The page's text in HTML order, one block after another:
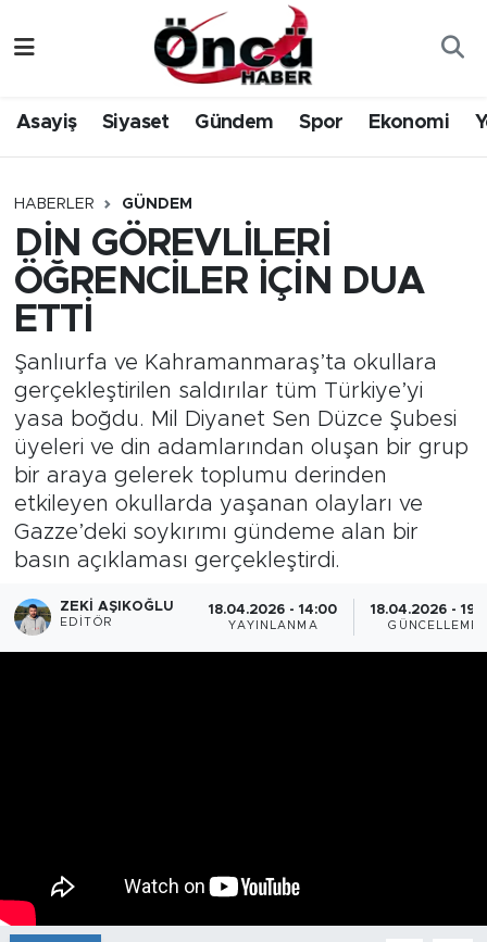
Asayiş Siyaset Gündem Spor Ekonomi
HABERLER GÜNDEM
DİN GÖREVLİLERİ
ÖĞRENCİLER İÇİN DUA
ETTİ
Şanlıurfa ve Kahramanmaraş’ta okullara
gerçekleştirilen saldırılar tüm Türkiye’yi
yasa boğdu. Mil Diyanet Sen Düzce Şubesi
üyeleri ve din adamlarından oluşan bir grup
bir araya gelerek toplumu derinden
etkileyen okullarda yaşanan olayları ve
Gazze’deki soykırımı gündeme alan bir
basın açıklaması gerçekleştirdi.
ZEKI AŞIKOĞLU
EDITÖR
18.04.2026 - 14:00
YAYINLANMA
18.04.2026 -
GÜNCELLEME
Gündem
Sağlık & Çevre
Spor
Siyaset
Yerel Haber
Öncü Radyo Dinle
Öncü TV İzle
Düzce Nöbetçi Eczaneler
Düzce Hava Durumu
Düzce Namaz Vakitleri
Düzce Trafik Yoğunluk Haritası
Süper Lig Puan Durumu ve Fikstür
Tüm Manşetler
Son Dakika Haberleri
Haber Arşivi